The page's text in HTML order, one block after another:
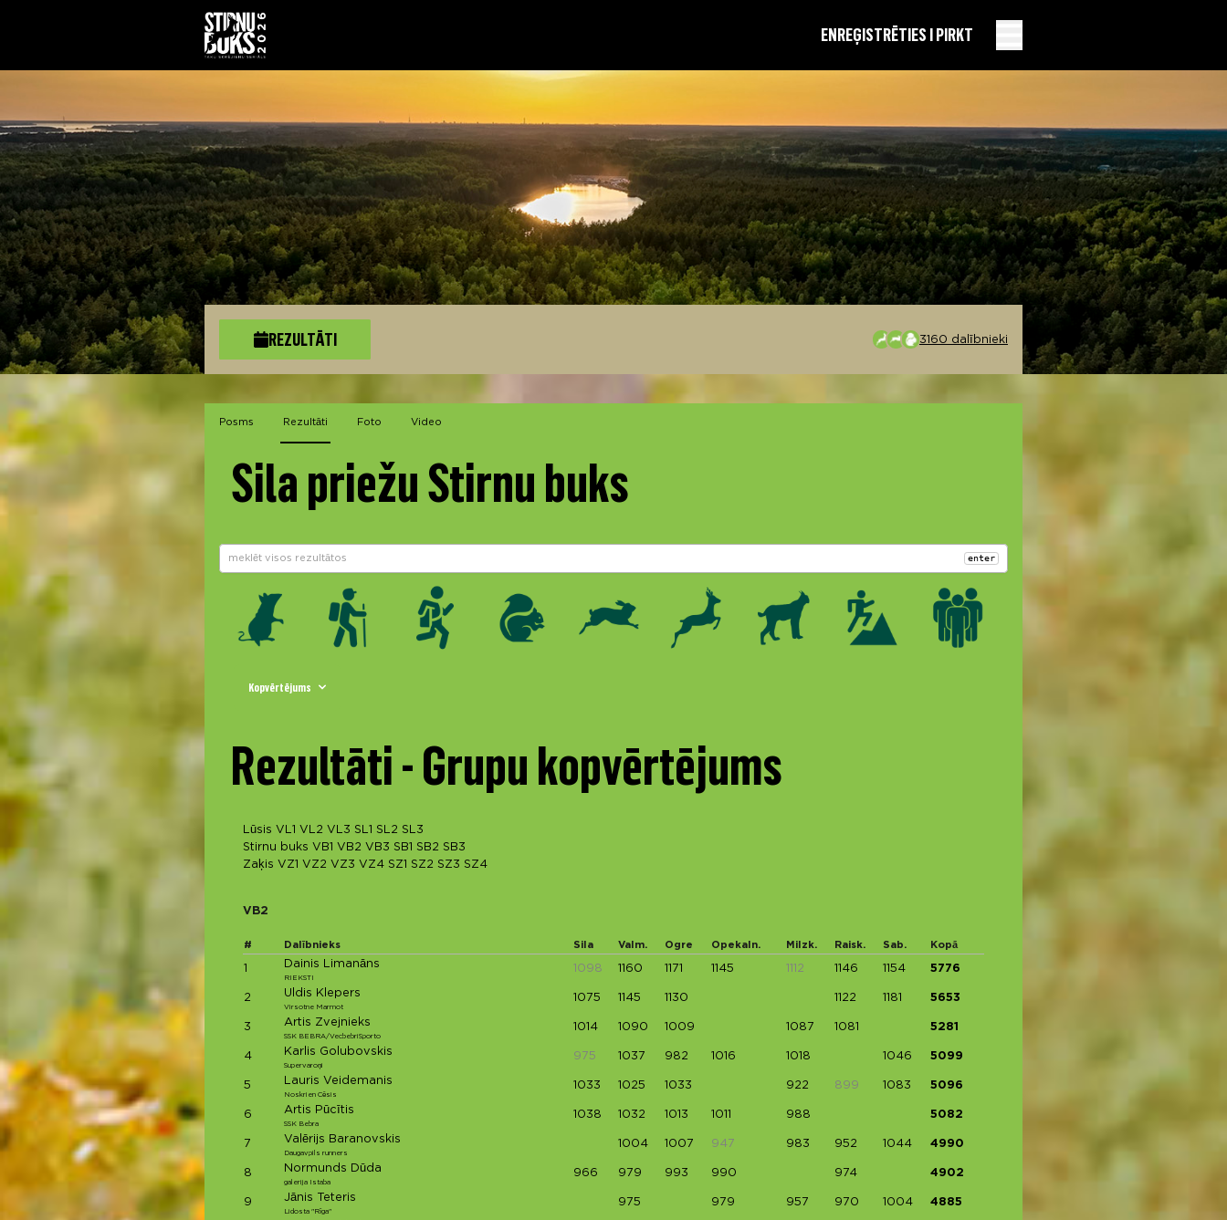
ENREĢISTRĒTIES I PIRKT
REZULTĀTI 3160 dalībnieki
Posms Rezultāti Foto Video
Sila priežu Stirnu buks
enter
Kopvērtējums
Rezultāti - Grupu kopvērtējums
Lūsis VL1 VL2 VL3 SL1 SL2 SL3
Stirnu buks VB1 VB2 VB3 SB1 SB2 SB3
Zaķis VZ1 VZ2 VZ3 VZ4 SZ1 SZ2 SZ3 SZ4
VB2
# Dalībnieks Sila Valm. Ogre Opekaln. Milzk. Raisk. Sab. Kopā
1 Dainis Limanāns
RIEKSTI
1098 1160 1171 1145 1112 1146 1154 5776
2 Uldis Klepers
Virsotne Marmot
1075 1145 1130 1122 1181 5653
3 Artis Zvejnieks
SSK BEBRA/VecbebriSporto
1014 1090 1009 1087 1081 5281
4 Karlis Golubovskis
Supervaroņi
975 1037 982 1016 1018 1046 5099
5 Lauris Veidemanis
Noskrien Cēsis
1033 1025 1033 922 899 1083 5096
6 Artis Pūcītis
SSK Bebra
1038 1032 1013 1011 988 5082
7 Valērijs Baranovskis
Daugavpils runners
1004 1007 947 983 952 1044 4990
8 Normunds Dūda
galerija Istaba
966 979 993 990 974 4902
9 Jānis Teteris
Lidosta "Rīga"
975 979 957 970 1004 4885